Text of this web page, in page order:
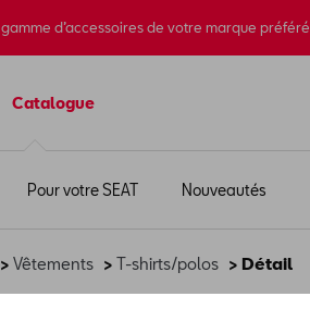
d’accessoires de votre marque
Catalogue
Pour votre SEAT Nouveautés
> Vêtements > T-shirts/polos > Détail